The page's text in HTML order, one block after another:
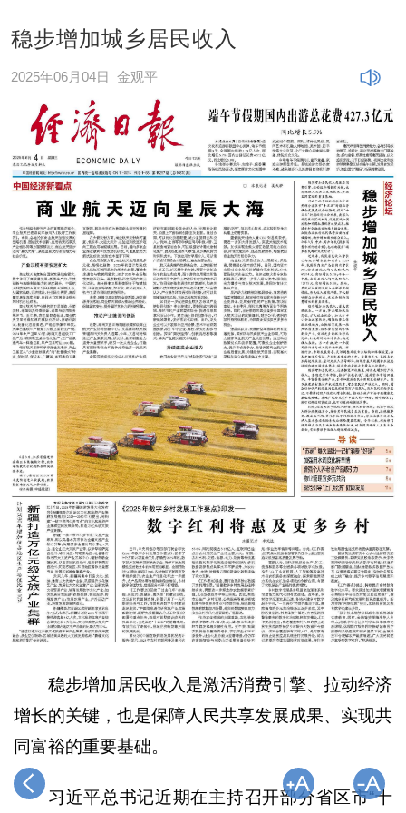
稳步增加城乡居民收入
2025年06月04日 金观平
稳步增加居民收入是激活消费引擎、拉动经济
增长的关键，也是保障人民共享发展成果、实现共
同富裕的重要基础。
习近平总书记近期在主持召开部分省区市“十